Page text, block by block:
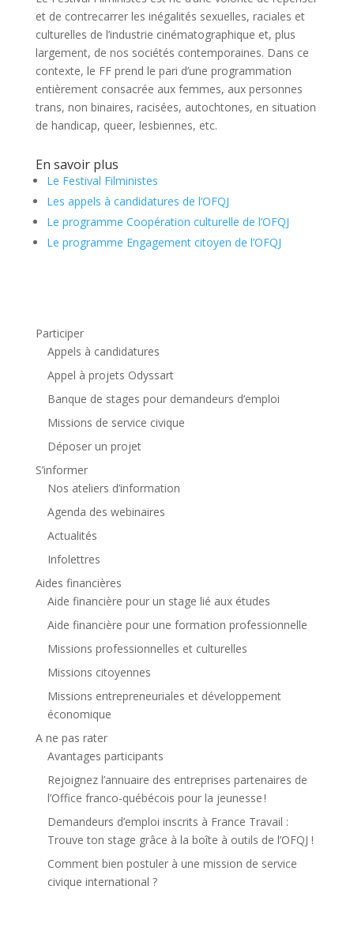
et de contrecarrer les inégalités sexuelles, raciales et
culturelles de l’industrie cinématographique et, plus
largement, de nos sociétés contemporaines. Dans ce
contexte, le FF prend le pari d’une programmation
entièrement consacrée aux femmes, aux personnes
trans, non binaires, racisées, autochtones, en situation
de handicap, queer, lesbiennes, etc.
En savoir plus
Le Festival Filministes
Les appels à candidatures de l’OFQJ
Le programme Coopération culturelle de l’OFQJ
Le programme Engagement citoyen de l’OFQJ
Participer
Appels à candidatures
Appel à projets Odyssart
Banque de stages pour demandeurs d’emploi
Missions de service civique
Déposer un projet
S’informer
Nos ateliers d’information
Agenda des webinaires
Actualités
Infolettres
Aides financières
Aide financière pour un stage lié aux études
Aide financière pour une formation professionnelle
Missions professionnelles et culturelles
Missions citoyennes
Missions entrepreneuriales et développement
économique
A ne pas rater
Avantages participants
Rejoignez l’annuaire des entreprises partenaires de
l’Office franco-québécois pour la jeunesse !
Demandeurs d’emploi inscrits à France Travail :
Trouve ton stage grâce à la boîte à outils de l’OFQJ !
Comment bien postuler à une mission de service
civique international ?